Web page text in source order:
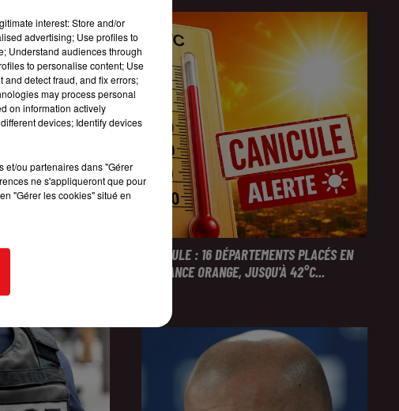
INTERPELLÉES
CANICULE : 16 DÉPARTEMENTS PLACÉS EN
VIGILANCE ORANGE, JUSQU'À 42°C...
interest: Store and/or
advertising; Use profiles to
Understand audiences through
to personalise content; Use
and detect fraud, and fix errors;
may process personal
on information actively
devices; Identify devices
et/ou partenaires dans "Gérer
ne s'appliqueront que pour
"Gérer les cookies" situé en